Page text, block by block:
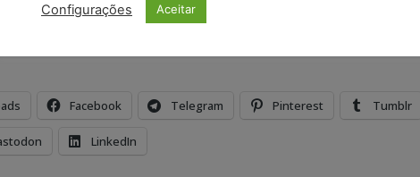
Juristas no Google News
notícias jurídicas do Brasil
Facebook Telegram Pinterest Tumblr
LinkedIn
Configurações Aceitar